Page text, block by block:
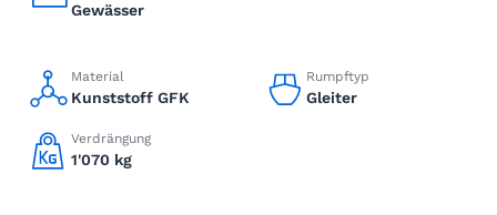
Gewässer
Material
Kunststoff GFK
Rumpftyp
Gleiter
Verdrängung
1'070 kg